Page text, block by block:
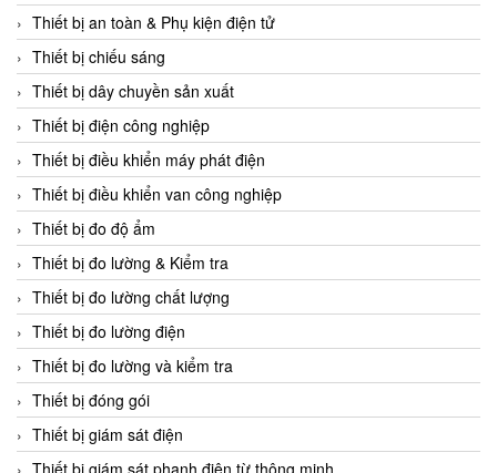
CEAG Sicherheitst
CEIA Vietnam
Celduc Vietnam
Cemb
Centec GmbH
CEQUBE
CHAUVIN ARNOUX
Checkline
Chino
Chiyoda Seiki
Chiyoda-Tsusho
Chongqing Huaneng
Chromalox
ChuanYi
Thiết bị an toàn & Phụ kiện điện tử
Thiết bị chiếu sáng
Thiết bị dây chuyền sản xuất
Thiết bị điện công nghiệp
Thiết bị điều khiển máy phát điện
Thiết bị điều khiển van công nghiệp
Thiết bị đo độ ẩm
Thiết bị đo lường & Kiểm tra
Thiết bị đo lường chất lượng
Thiết bị đo lường điện
Thiết bị đo lường và kiểm tra
Thiết bị đóng gói
Thiết bị giám sát điện
Thiết bị giám sát phanh điện từ thông minh